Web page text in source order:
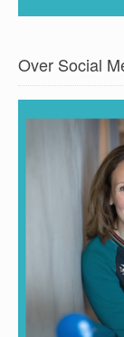
Over Social